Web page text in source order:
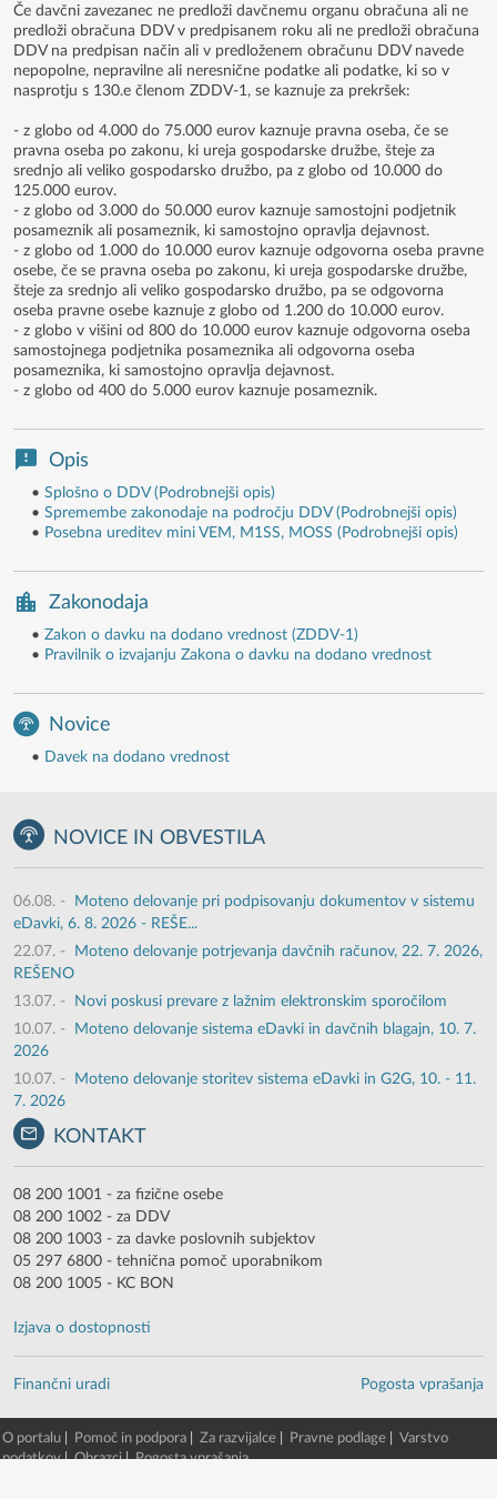
Če davčni zavezanec ne predloži davčnemu organu obračuna ali ne
predloži obračuna DDV v predpisanem roku ali ne predloži obračuna
DDV na predpisan način ali v predloženem obračunu DDV navede
nepopolne, nepravilne ali neresnične podatke ali podatke, ki so v
nasprotju s 130.e členom ZDDV-1, se kaznuje za prekršek:
- z globo od 4.000 do 75.000 eurov kaznuje pravna oseba, če se
pravna oseba po zakonu, ki ureja gospodarske družbe, šteje za
srednjo ali veliko gospodarsko družbo, pa z globo od 10.000 do
125.000 eurov.
- z globo od 3.000 do 50.000 eurov kaznuje samostojni podjetnik
posameznik ali posameznik, ki samostojno opravlja dejavnost.
- z globo od 1.000 do 10.000 eurov kaznuje odgovorna oseba pravne
osebe, če se pravna oseba po zakonu, ki ureja gospodarske družbe,
šteje za srednjo ali veliko gospodarsko družbo, pa se odgovorna
oseba pravne osebe kaznuje z globo od 1.200 do 10.000 eurov.
- z globo v višini od 800 do 10.000 eurov kaznuje odgovorna oseba
samostojnega podjetnika posameznika ali odgovorna oseba
posameznika, ki samostojno opravlja dejavnost.
- z globo od 400 do 5.000 eurov kaznuje posameznik.
Opis
• Splošno o DDV (Podrobnejši opis)
• Spremembe zakonodaje na področju DDV (Podrobnejši opis)
• Posebna ureditev mini VEM, M1SS, MOSS (Podrobnejši opis)
Zakonodaja
• Zakon o davku na dodano vrednost (ZDDV-1)
• Pravilnik o izvajanju Zakona o davku na dodano vrednost
Novice
• Davek na dodano vrednost
NOVICE IN OBVESTILA
06.08. -
Moteno delovanje pri podpisovanju dokumentov v sistemu
eDavki, 6. 8. 2026 - REŠE...
22.07. -
Moteno delovanje potrjevanja davčnih računov, 22. 7. 2026,
REŠENO
13.07. -
Novi poskusi prevare z lažnim elektronskim sporočilom
10.07. -
Moteno delovanje sistema eDavki in davčnih blagajn, 10. 7.
2026
10.07. -
Moteno delovanje storitev sistema eDavki in G2G, 10. - 11.
7. 2026
KONTAKT
08 200 1001 - za fizične osebe
08 200 1002 - za DDV
08 200 1003 - za davke poslovnih subjektov
05 297 6800 - tehnična pomoč uporabnikom
08 200 1005 - KC BON
Izjava o dostopnosti
Finančni uradi Pogosta vprašanja
O portalu Pomoč in podpora Za razvijalce Pravne podlage
Varstvo
podatkov|Obrazci|Pogosta vprašanja